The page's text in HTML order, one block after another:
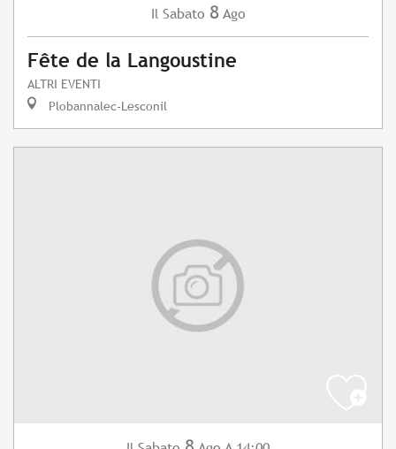
Il Sabato 8 Ago
Fête de la Langoustine
ALTRI EVENTI
Plobannalec-Lesconil